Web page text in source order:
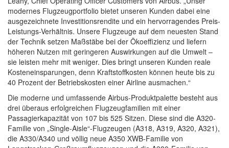
modernes Flugzeugportfolio bietet unseren Kunden dabei eine
ausgezeichnete Investitionsrendite und ein hervorragendes Preis-
Leistungs-Verhältnis. Unsere Flugzeuge auf dem neuesten Stand
der Technik setzen Maßstäbe bei der Ökoeffizienz und liefern
höheren Nutzen mit geringeren Auswirkungen auf die Umwelt –
sie leisten mehr mit weniger. Dies bringt unseren Kunden reale
Kosteneinsparungen, denn Kraftstoffkosten können heute bis zu
40 Prozent der Betriebskosten einer Airline ausmachen.“
Die moderne und umfassende Airbus-Produktpalette besteht aus
drei überaus erfolgreichen Flugzeugfamilien mit einer
Passagierkapazität von 107 bis 525 Sitzen. Diese sind die A320-
Familie von „Single-Aisle“-Flugzeugen (A318, A319, A320, A321),
die A330/A340 und völlig neue A350 XWB-Familie von